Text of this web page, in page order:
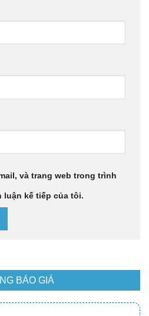
và trang web trong trình
luận kế tiếp của tôi.
BÁO GIÁ